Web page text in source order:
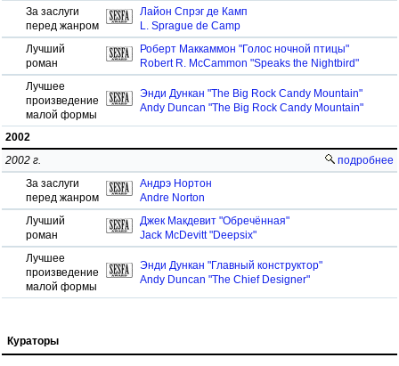
За заслуги
перед жанром
Лайон Спрэг де Камп
L. Sprague de Camp
Лучший
роман
Роберт Маккаммон "Голос ночной птицы"
Robert R. McCammon "Speaks the Nightbird"
Лучшее
произведение
малой формы
Энди Дункан "The Big Rock Candy Mountain"
Andy Duncan "The Big Rock Candy Mountain"
2002
подробнее
2002 г.
За заслуги
перед жанром
Андрэ Нортон
Andre Norton
Лучший
роман
Джек Макдевит "Обречённая"
Jack McDevitt "Deepsix"
Лучшее
произведение
малой формы
Энди Дункан "Главный конструктор"
Andy Duncan "The Chief Designer"
Кураторы